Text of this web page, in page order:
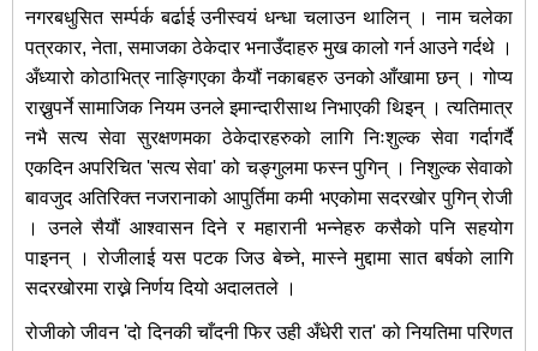
नगरबधुसित सर्म्पर्क बर्ढाई उनीस्वयं धन्धा चलाउन थालिन् । नाम चलेका
पत्रकार, नेता, समाजका ठेकेदार भनाउँदाहरु मुख कालो गर्न आउने गर्दथे ।
अँध्यारो कोठाभित्र नाङ्गिएका कैयौं नकाबहरु उनको आँखामा छन् । गोप्य
राख्नुपर्ने सामाजिक नियम उनले इमान्दारीसाथ निभाएकी थिइन् । त्यतिमात्र
नभै सत्य सेवा सुरक्षणमका ठेकेदारहरुको लागि निःशुल्क सेवा गर्दागर्दै
एकदिन अपरिचित 'सत्य सेवा' को चङ्गुलमा फस्न पुगिन् । निशुल्क सेवाको
बावजुद अतिरिक्त नजरानाको आपुर्तिमा कमी भएकोमा सदरखोर पुगिन् रोजी
। उनले सैयौं आश्वासन दिने र महारानी भन्नेहरु कसैको पनि सहयोग
पाइनन् । रोजीलाई यस पटक जिउ बेच्ने, मास्ने मुद्दामा सात बर्षको लागि
सदरखोरमा राख्ने निर्णय दियो अदालतले ।
रोजीको जीवन 'दो दिनकी चाँदनी फिर उही अँधेरी रात' को नियतिमा परिणत